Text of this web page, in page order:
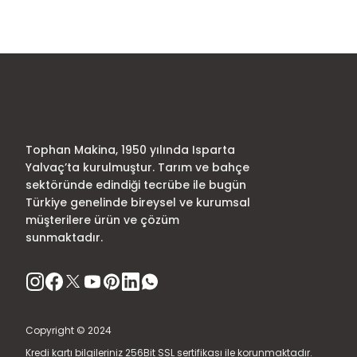
Ürün bilgilerinde hatalar bulunuyor.
Tophan Makina, 1950 yılında Isparta
Yalvaç’ta kurulmuştur. Tarım ve bahçe
sektöründe edindiği tecrübe ile bugün
Türkiye genelinde bireysel ve kurumsal
müşterilere ürün ve çözüm
sunmaktadır.
Copyright © 2024
Kredi kartı bilgileriniz 256Bit SSL sertifikası ile korunmaktadır.